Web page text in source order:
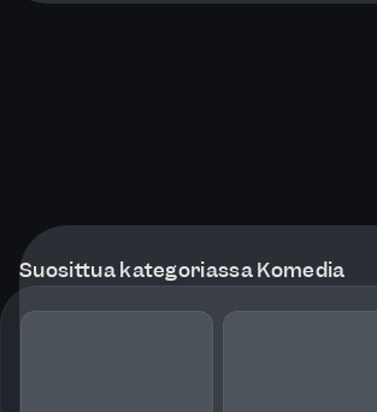
Suosittua kategoriassa Komedia